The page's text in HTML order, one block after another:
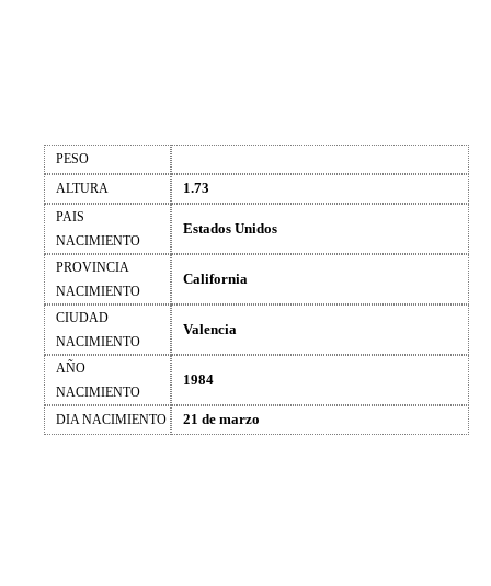
PESO
ALTURA
1.73
PAIS
NACIMIENTO
Estados Unidos
PROVINCIA
NACIMIENTO
California
CIUDAD
NACIMIENTO
Valencia
AÑO
NACIMIENTO
1984
DIA NACIMIENTO 21 de marzo